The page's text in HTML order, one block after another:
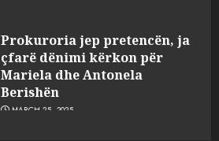
Prokuroria jep pretencën, ja
çfarë dënimi kërkon për
Mariela dhe Antonela
Berishën
MARCH 25, 2025